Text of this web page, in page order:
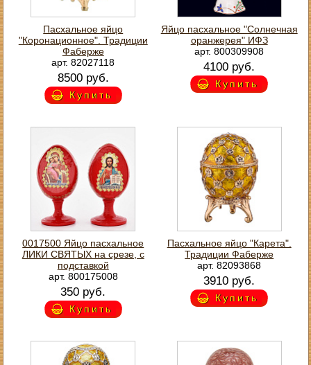
Пасхальное яйцо
"Коронационное". Традиции
Фаберже
арт. 82027118
8500 руб.
Купить
Яйцо пасхальное "Солнечная
оранжерея" ИФЗ
арт. 800309908
4100 руб.
Купить
0017500 Яйцо пасхальное
ЛИКИ СВЯТЫХ на срезе, с
подставкой
арт. 800175008
350 руб.
Купить
Пасхальное яйцо "Карета".
Традиции Фаберже
арт. 82093868
3910 руб.
Купить